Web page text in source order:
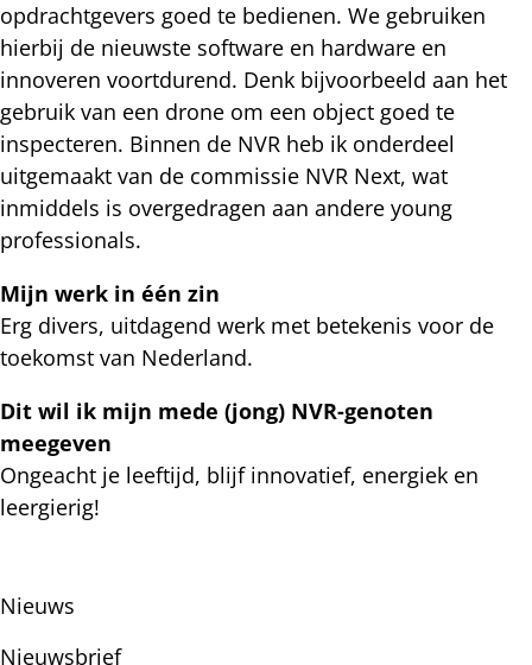
opdrachtgevers goed te bedienen. We gebruiken
hierbij de nieuwste software en hardware en
innoveren voortdurend. Denk bijvoorbeeld aan het
gebruik van een drone om een object goed te
inspecteren. Binnen de NVR heb ik onderdeel
uitgemaakt van de commissie NVR Next, wat
inmiddels is overgedragen aan andere young
professionals.
Mijn werk in één zin
Erg divers, uitdagend werk met betekenis voor de
toekomst van Nederland.
Dit wil ik mijn mede (jong) NVR-genoten
meegeven
Ongeacht je leeftijd, blijf innovatief, energiek en
leergierig!
Subnavigatie
Nieuws
Nieuwsbrief